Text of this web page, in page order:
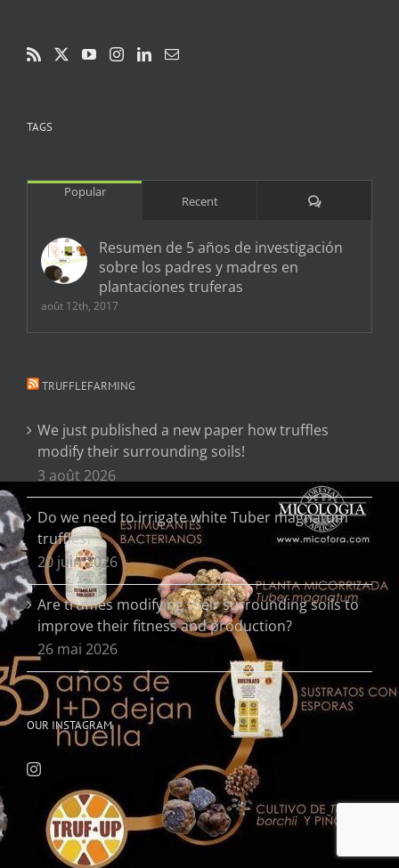
TAGS
Popular
Recent Comments
Resumen de 5 años de investigación
sobre los padres y madres en
plantaciones truferas
août 12th, 2017
TRUFFLEFARMING
We just published a new paper how truffles
modify their surrounding soils!
3 août 2026
Do we need to irrigate white Tuber magnatum
truffles?
20 juin 2026
Are truffles modifying their surrounding soils to
improve their fitness and production?
26 mai 2026
OUR INSTAGRAM